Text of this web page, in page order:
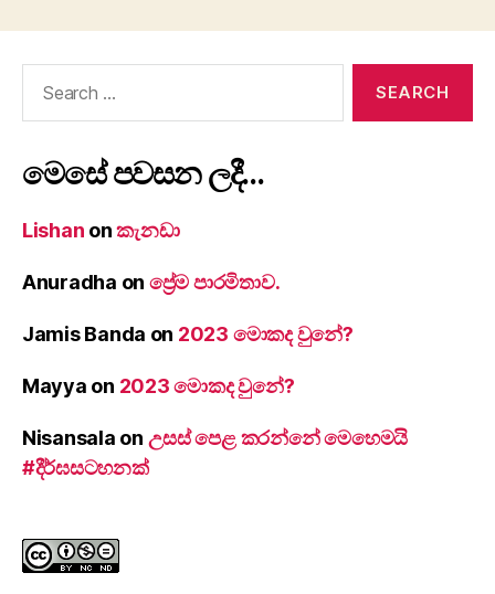
මෙසේ පවසන ලදී…
Lishan onකැනඩා
Anuradha on ප්‍රේම පාරමිතාව.
Jamis Banda on 2023 මොකද වුනේ?
Mayya on 2023 මොකද වුනේ?
Nisansala on උසස් පෙළ කරන්නේ මෙහෙමයි
#දීර්ඝසටහනක්